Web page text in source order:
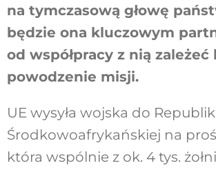
na tymczasową głowę
będzie ona kluczowym
od współpracy z nią zależeć
powodzenie misji.
UE wysyła wojska do
Środkowoafrykańskiej na
która wspólnie z ok. 4 tys.